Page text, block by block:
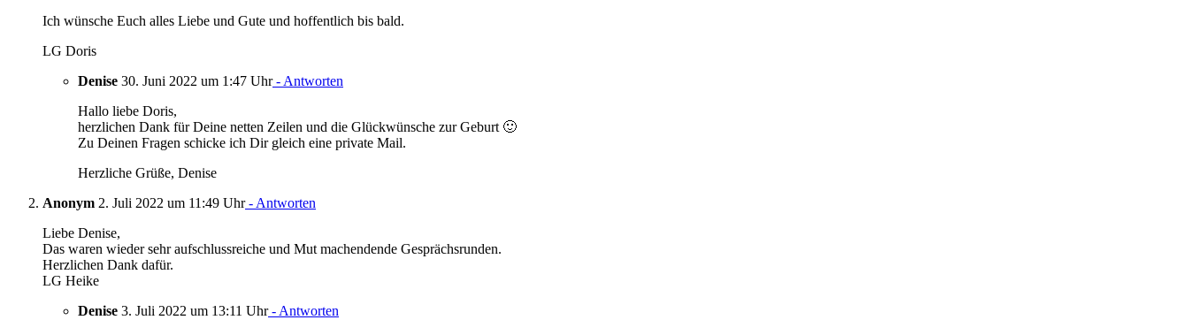
Ich wünsche Euch alles Liebe und Gute und hoffentlich bis bald.
LG Doris
Denise 30. Juni 2022 um 1:47 Uhr- Antworten
Hallo liebe Doris,
herzlichen Dank für Deine netten Zeilen und die Glückwünsche zur Geburt 🙂
Zu Deinen Fragen schicke ich Dir gleich eine private Mail.
Herzliche Grüße, Denise
Anonym 2. Juli 2022 um 11:49 Uhr- Antworten
Liebe Denise,
Das waren wieder sehr aufschlussreiche und Mut machendende Gesprächsrunden.
Herzlichen Dank dafür.
LG Heike
Denise 3. Juli 2022 um 13:11 Uhr- Antworten